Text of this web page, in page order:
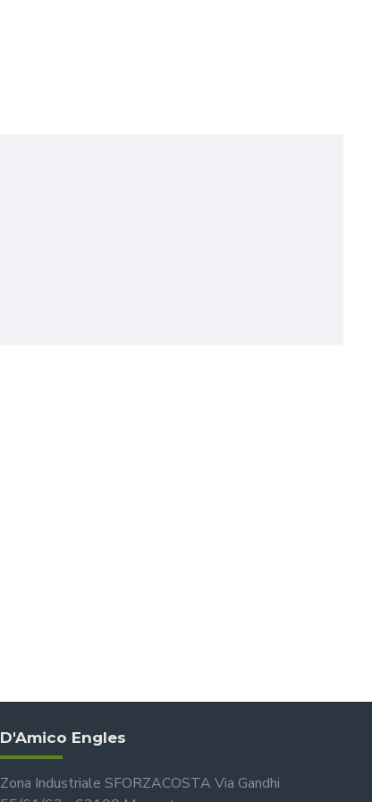
D'Amico Engles
Zona Industriale SFORZACOSTA Via Gandhi